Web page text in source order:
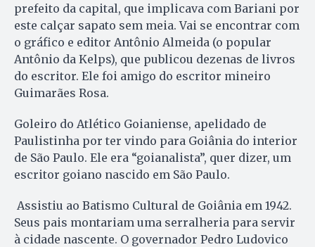
prefeito da capital, que implicava com Bariani por
este calçar sapato sem meia. Vai se encontrar com
o gráfico e editor Antônio Almeida (o popular
Antônio da Kelps), que publicou dezenas de livros
do escritor. Ele foi amigo do escritor mineiro
Guimarães Rosa.
Goleiro do Atlético Goianiense, apelidado de
Paulistinha por ter vindo para Goiânia do interior
de São Paulo. Ele era “goianalista”, quer dizer, um
escritor goiano nascido em São Paulo.
Assistiu ao Batismo Cultural de Goiânia em 1942.
Seus pais montariam uma serralheria para servir
à cidade nascente. O governador Pedro Ludovico